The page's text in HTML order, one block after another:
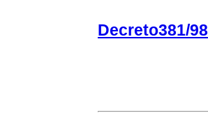
Decreto381/98